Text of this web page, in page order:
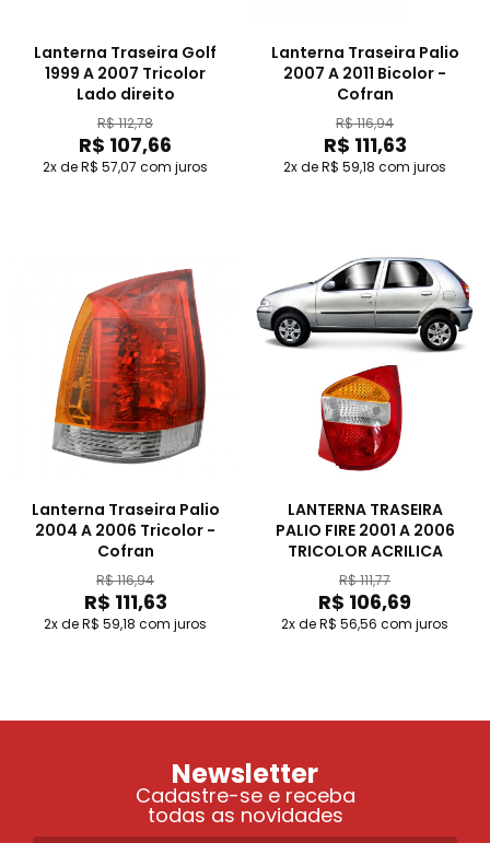
Lanterna Traseira Golf
1999 A 2007 Tricolor
Lado direito
R$ 112,78
R$ 107,66
2x de R$ 57,07 com juros
Lanterna Traseira Palio
2007 A 2011 Bicolor -
Cofran
R$ 116,94
R$ 111,63
2x de R$ 59,18 com juros
Lanterna Traseira Palio
2004 A 2006 Tricolor -
Cofran
R$ 116,94
R$ 111,63
2x de R$ 59,18 com juros
LANTERNA TRASEIRA
PALIO FIRE 2001 A 2006
TRICOLOR ACRILICA
R$ 111,77
R$ 106,69
2x de R$ 56,56 com juros
Newsletter
Cadastre-se e receba
todas as novidades